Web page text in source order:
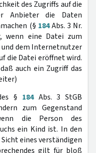
des Zugriffs auf die
Anbieter die Daten
(§ 184Abs. 3 Nr.
eine Datei zum
dem Internetnutzer
die Datei eröffnet wird.
auch ein Zugriff das
§ 184Abs. 3 StGB
zum Gegenstand
die Person des
ein Kind ist. In den
eines verständigen
gilt für bloß